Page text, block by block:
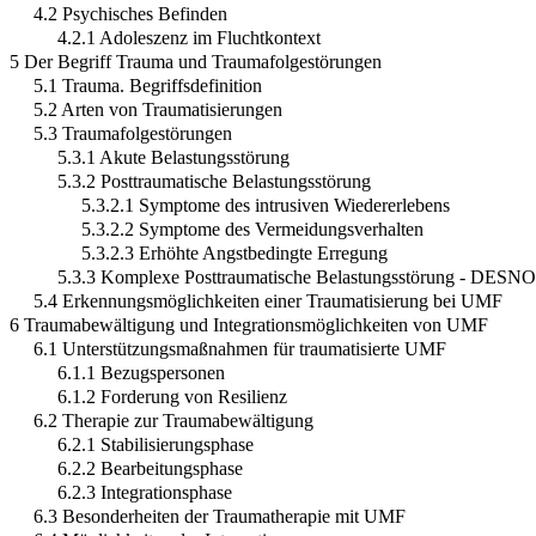
4.2 Psychisches Befinden
4.2.1 Adoleszenz im Fluchtkontext
5 Der Begriff Trauma und Traumafolgestörungen
5.1 Trauma. Begriffsdefinition
5.2 Arten von Traumatisierungen
5.3 Traumafolgestörungen
5.3.1 Akute Belastungsstörung
5.3.2 Posttraumatische Belastungsstörung
5.3.2.1 Symptome des intrusiven Wiedererlebens
5.3.2.2 Symptome des Vermeidungsverhalten
5.3.2.3 Erhöhte Angstbedingte Erregung
5.3.3 Komplexe Posttraumatische Belastungsstörung -
5.4 Erkennungsmöglichkeiten einer Traumatisierung bei UMF
6 Traumabewältigung und Integrationsmöglichkeiten von UMF
6.1 Unterstützungsmaßnahmen für traumatisierte UMF
6.1.1 Bezugspersonen
6.1.2 Forderung von Resilienz
6.2 Therapie zur Traumabewältigung
6.2.1 Stabilisierungsphase
6.2.2 Bearbeitungsphase
6.2.3 Integrationsphase
6.3 Besonderheiten der Traumatherapie mit UMF